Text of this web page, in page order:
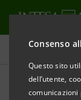
Consenso
Questo sito
dell’utente,
comunicazioni
Tutti i progetti